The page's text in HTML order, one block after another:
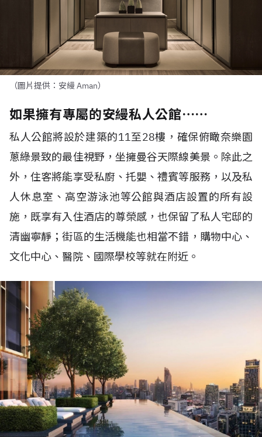
（圖片提供：安縵 Aman）
如果擁有專屬的安縵私人公館⋯⋯
私人公館將設於建築的11至28樓，確保俯瞰奈樂園
蔥綠景致的最佳視野，坐擁曼谷天際線美景。除此之
外，住客將能享受私廚、托嬰、禮賓等服務，以及私
人休息室、高空游泳池等公館與酒店設置的所有設
施，既享有入住酒店的尊榮感，也保留了私人宅邸的
清幽寧靜；街區的生活機能也相當不錯，購物中心、
文化中心、醫院、國際學校等就在附近。